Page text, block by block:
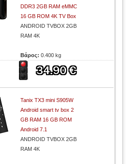
DDR3 2GB RAM eMMC
16 GB ROM 4K TV Box
ANDROID TVBOX 2GB
RAM 4K
Βάρος:0.400 kg
Tanix TX3 mini S905W
Android smart tv box 2
GB RAM 16 GB ROM
Android 7.1
ANDROID TVBOX 2GB
RAM 4K